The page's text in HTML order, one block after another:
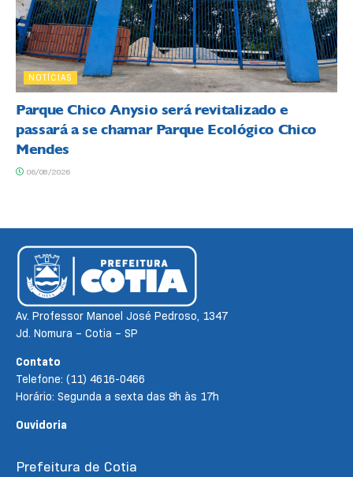
NOTÍCIAS
Parque Chico Anysio será revitalizado e
passará a se chamar Parque Ecológico Chico
Mendes
06/08/2026
Av. Professor Manoel José Pedroso, 1347
Jd. Nomura – Cotia – SP
Contato
Telefone: (11) 4616-0466
Horário: Segunda a sexta das 8h às 17h
Ouvidoria
Prefeitura de Cotia